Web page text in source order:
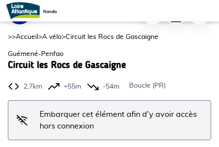
Circuit les Rocs de Gascaigne
Voir l'image en plein écran
>>Accueil >A vélo>Circuit les Rocs de Gascaigne
Guémené-Penfao
Circuit les Rocs de Gascaigne
2,7km +55m -54m Boucle (PR)
Embarquer cet élément afin d'y avoir accès
hors connexion